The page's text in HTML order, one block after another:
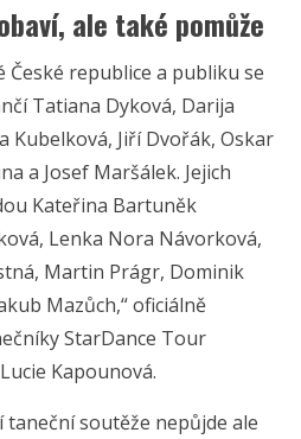
ale také pomůže
České republice a publiku se
Tatiana Dyková, Darija
Kubelková, Jiří Dvořák, Oskar
a Josef Maršálek. Jejich
Kateřina Bartuněk
Lenka Nora Návorková,
Martin Prágr, Dominik
Mazůch,“ oficiálně
StarDance Tour
Kapounová.
soutěže nepůjde ale